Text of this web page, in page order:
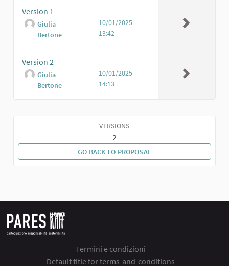
Version 1
Giulia
Bertone
10/01/2025
13:42
Version 2
Giulia
Bertone
10/01/2025
14:13
VERSIONS
2
GO BACK TO PROPOSAL
Termini e condizioni
Default title for terms-and-conditions